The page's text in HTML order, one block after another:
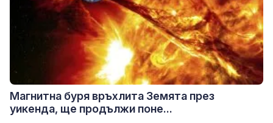
Магнитна буря връхлита Земята през
уикенда, ще продължи поне...